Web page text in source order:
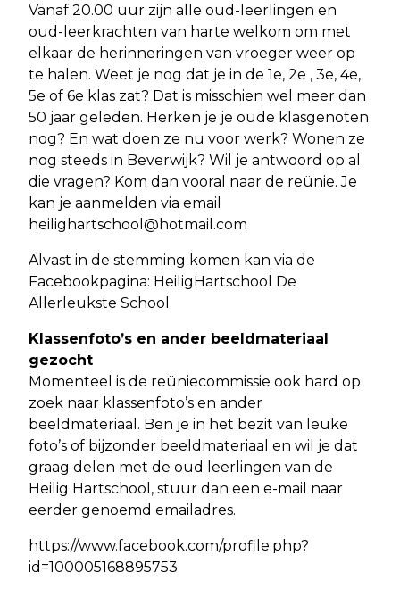
Vanaf 20.00 uur zijn alle oud-leerlingen en
oud-leerkrachten van harte welkom om met
elkaar de herinneringen van vroeger weer op
te halen. Weet je nog dat je in de 1e, 2e , 3e, 4e,
5e of 6e klas zat? Dat is misschien wel meer dan
50 jaar geleden. Herken je je oude klasgenoten
nog? En wat doen ze nu voor werk? Wonen ze
nog steeds in Beverwijk? Wil je antwoord op al
die vragen? Kom dan vooral naar de reünie. Je
kan je aanmelden via email
heilighartschool@hotmail.com
Alvast in de stemming komen kan via de
Facebookpagina: HeiligHartschool De
Allerleukste School.
Klassenfoto’s en ander beeldmateriaal
gezocht
Momenteel is de reüniecommissie ook hard op
zoek naar klassenfoto’s en ander
beeldmateriaal. Ben je in het bezit van leuke
foto’s of bijzonder beeldmateriaal en wil je dat
graag delen met de oud leerlingen van de
Heilig Hartschool, stuur dan een e-mail naar
eerder genoemd emailadres.
https://www.facebook.com/profile.php?
id=100005168895753